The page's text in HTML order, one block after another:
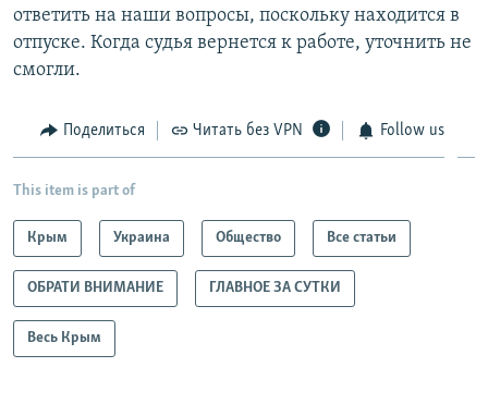
ответить на наши вопросы, поскольку находится в
отпуске. Когда судья вернется к работе, уточнить не
смогли.
Поделиться Читать без VPN Follow us
This item is part of
Крым Украина Общество Все статьи
ОБРАТИ ВНИМАНИЕ ГЛАВНОЕ ЗА СУТКИ
Весь Крым